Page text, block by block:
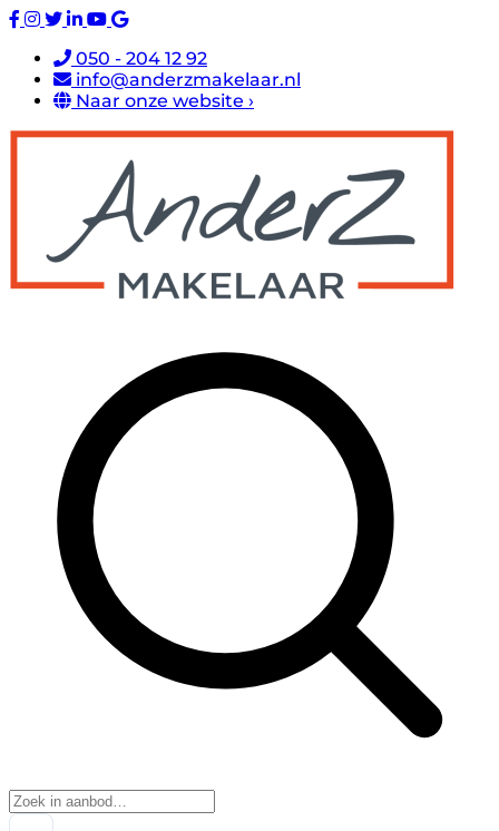
050 - 204 12 92
info@anderzmakelaar.nl
Naar onze website ›